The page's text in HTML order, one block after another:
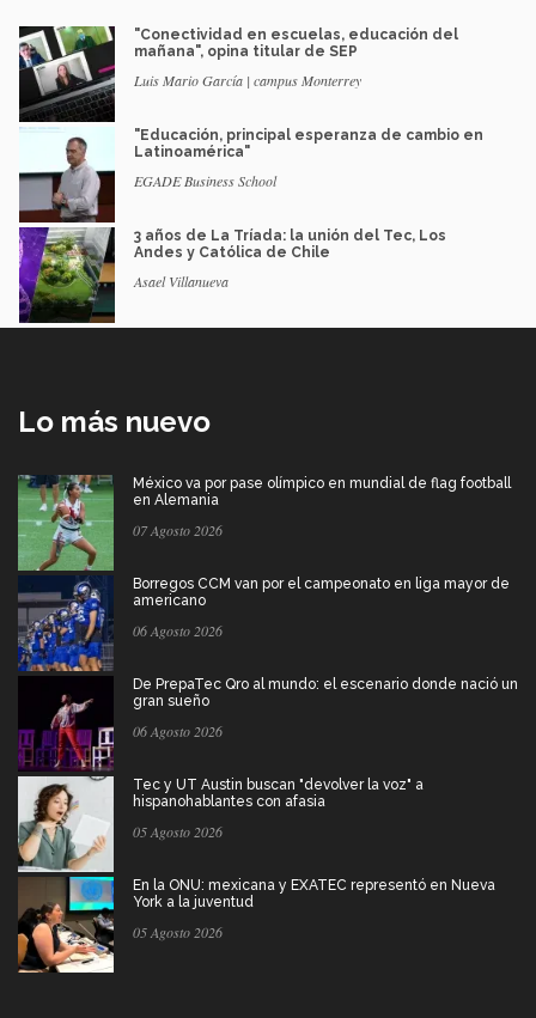
"Conectividad en escuelas, educación del
mañana", opina titular de SEP
Luis Mario García | campus Monterrey
"Educación, principal esperanza de cambio en
Latinoamérica"
EGADE Business School
3 años de La Tríada: la unión del Tec, Los
Andes y Católica de Chile
Asael Villanueva
Lo más nuevo
México va por pase olímpico en mundial de flag football
en Alemania
07 Agosto 2026
Borregos CCM van por el campeonato en liga mayor de
americano
06 Agosto 2026
De PrepaTec Qro al mundo: el escenario donde nació un
gran sueño
06 Agosto 2026
Tec y UT Austin buscan "devolver la voz" a
hispanohablantes con afasia
05 Agosto 2026
En la ONU: mexicana y EXATEC representó en Nueva
York a la juventud
05 Agosto 2026